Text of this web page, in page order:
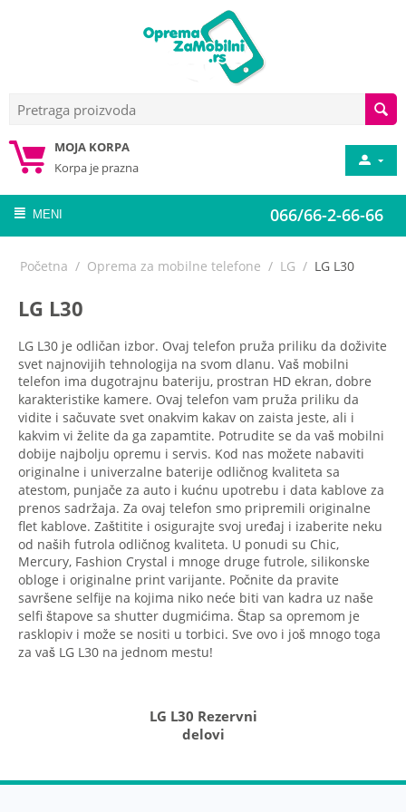
MOJA KORPA
Korpa je prazna
066/66-2-66-66
MENI
Početna / Oprema za mobilne telefone / LG / LG L30
LG L30
LG L30 je odličan izbor. Ovaj telefon pruža priliku da doživite
svet najnovijih tehnologija na svom dlanu. Vaš mobilni
telefon ima dugotrajnu bateriju, prostran HD ekran, dobre
karakteristike kamere. Ovaj telefon vam pruža priliku da
vidite i sačuvate svet onakvim kakav on zaista jeste, ali i
kakvim vi želite da ga zapamtite. Potrudite se da vaš mobilni
dobije najbolju opremu i servis. Kod nas možete nabaviti
originalne i univerzalne baterije odličnog kvaliteta sa
atestom, punjače za auto i kućnu upotrebu i data kablove za
prenos sadržaja. Za ovaj telefon smo pripremili originalne
flet kablove. Zaštitite i osigurajte svoj uređaj i izaberite neku
od naših futrola odličnog kvaliteta. U ponudi su Chic,
Mercury, Fashion Crystal i mnoge druge futrole, silikonske
obloge i originalne print varijante. Počnite da pravite
savršene selfije na kojima niko neće biti van kadra uz naše
selfi štapove sa shutter dugmićima. Štap sa opremom je
rasklopiv i može se nositi u torbici. Sve ovo i još mnogo toga
za vaš LG L30 na jednom mestu!
LG L30 Rezervni
delovi